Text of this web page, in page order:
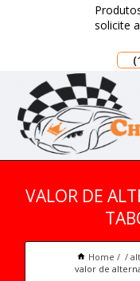
solicite
VALOR DE
Home
valor de